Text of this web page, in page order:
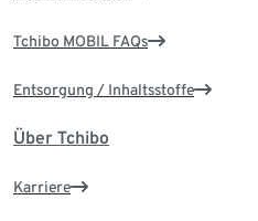
Tchibo MOBIL FAQs
Entsorgung / Inhaltsstoffe
Über Tchibo
Karriere